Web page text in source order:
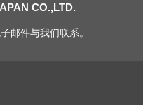
CO.,LTD.
邮件与我们联系。